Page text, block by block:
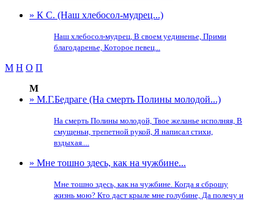
» К С. (Наш хлебосол-мудрец...)
Наш хлебосол-мудрец, В своем уединенье, Прими
благодаренье, Которое певец...
М Н О П
М
» М.Г.Бедраге (На смерть Полины молодой...)
На смерть Полины молодой, Твое желанье исполняя, В
смущеньи, трепетной рукой, Я написал стихи,
вздыхая....
» Мне тошно здесь, как на чужбине...
Мне тошно здесь, как на чужбине. Когда я сброшу
жизнь мою? Кто даст крыле мне голубине, Да полечу и